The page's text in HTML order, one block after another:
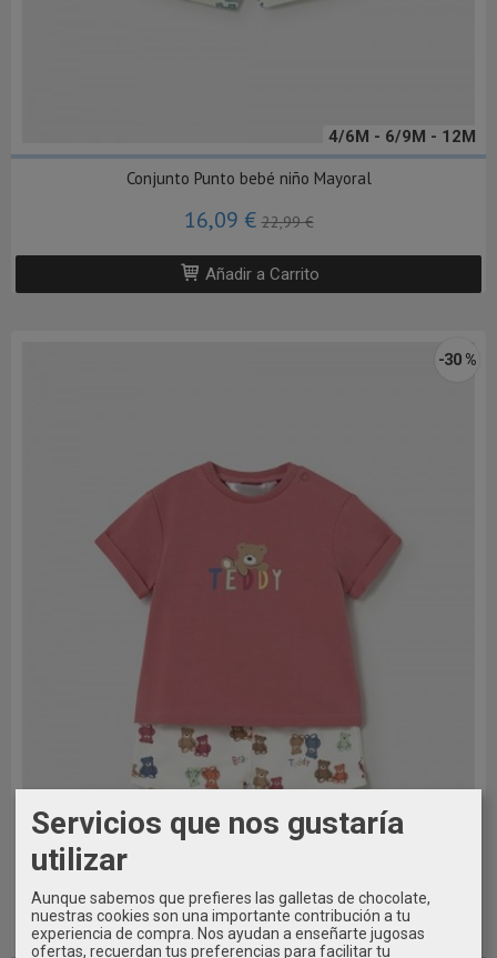
4/6M - 6/9M - 12M
Conjunto Punto bebé niño Mayoral
16,09 €22,99 €
Añadir a Carrito
2/4M - 6/9M
-30 %
Servicios que nos gustaría
utilizar
Aunque sabemos que prefieres las galletas de chocolate,
nuestras cookies son una importante contribución a tu
experiencia de compra. Nos ayudan a enseñarte jugosas
ofertas, recuerdan tus preferencias para facilitar tu